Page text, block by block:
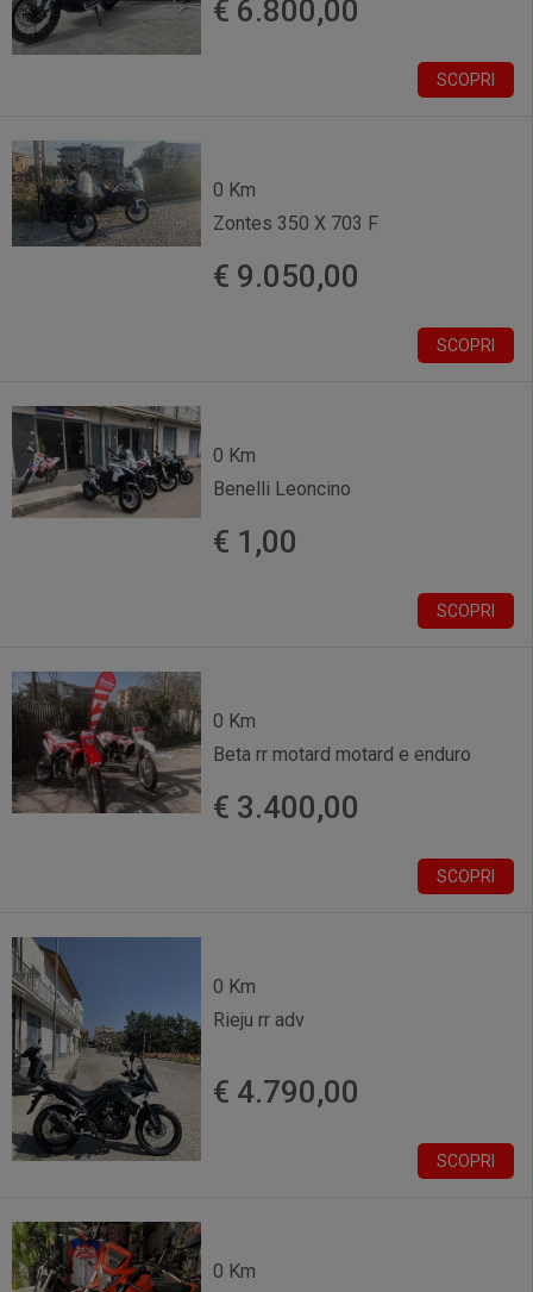
€ 6.800,00
SCOPRI
0 Km
Zontes 350 X 703 F
€ 9.050,00
SCOPRI
0 Km
Benelli Leoncino
€ 1,00
SCOPRI
0 Km
Beta rr motard motard e enduro
€ 3.400,00
SCOPRI
0 Km
Rieju rr adv
€ 4.790,00
SCOPRI
0 Km